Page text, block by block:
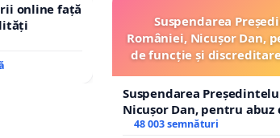
online față
Suspendarea
României, Nicușor Dan,
de funcție și
Suspendarea
Nicușor Dan, pentru abuz
și discreditarea statului
48 003 semnături